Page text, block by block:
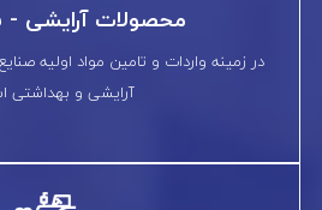
محصولات آرایشی -
در زمینه واردات و تامین مواد اولیه
آرایشی و بهداشتی